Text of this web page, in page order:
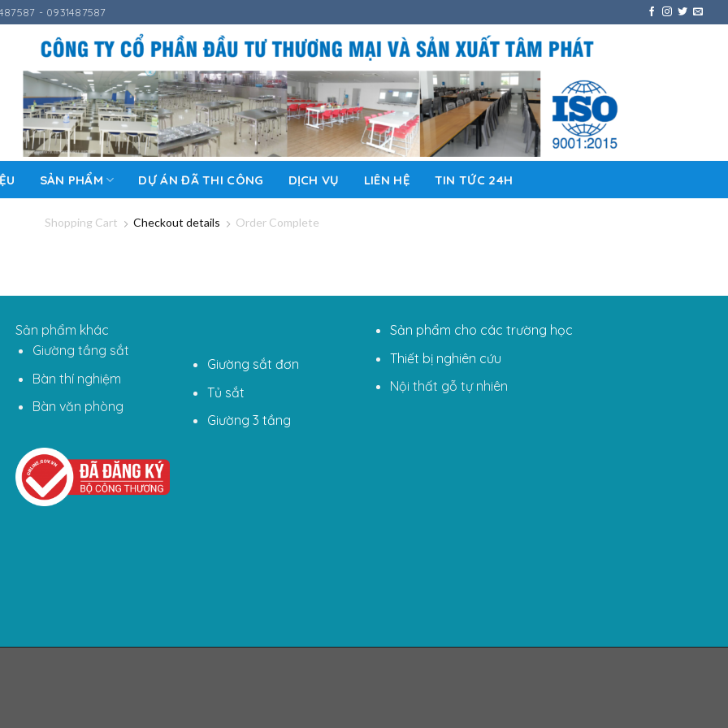
- 0931487587
SẢN PHẨM DỰ ÁN ĐÃ THI CÔNG DỊCH VỤ LIÊN HỆ TIN TỨC 24H
Shopping Cart Checkout details Order Complete
Sản phẩm khác
Giường tầng sắt
Bàn thí nghiệm
Bàn văn phòng
Giường sắt đơn
Tủ sắt
Giường 3 tầng
Sản phẩm cho các trường học
Thiết bị nghiên cứu
Nội thất gỗ tự nhiên